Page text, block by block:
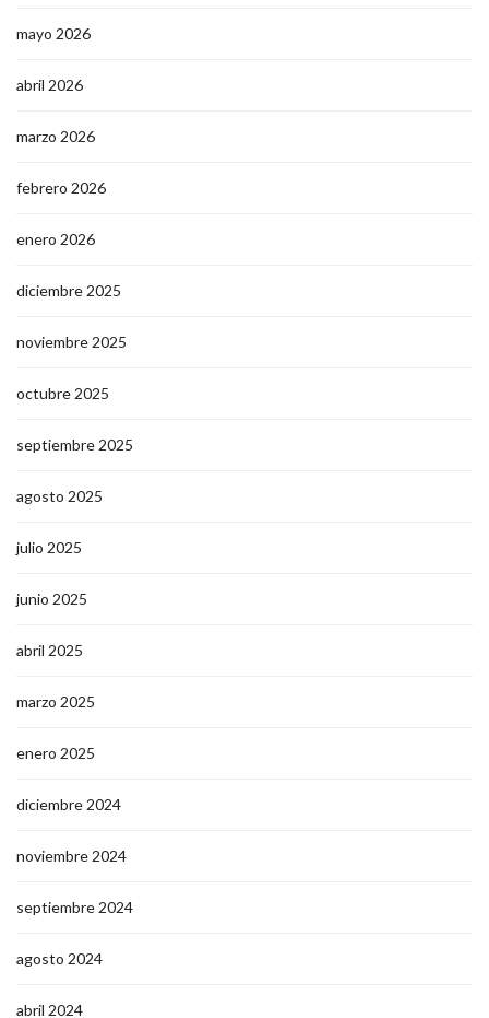
mayo 2026
abril 2026
marzo 2026
febrero 2026
enero 2026
diciembre 2025
noviembre 2025
octubre 2025
septiembre 2025
agosto 2025
julio 2025
junio 2025
abril 2025
marzo 2025
enero 2025
diciembre 2024
noviembre 2024
septiembre 2024
agosto 2024
abril 2024